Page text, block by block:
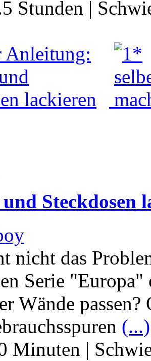
Stunden |
Steckdosen
nicht das
Serie
Wände
(...)
Minuten |